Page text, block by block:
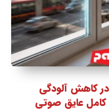
کاهش آلودگی
عایق صوتی